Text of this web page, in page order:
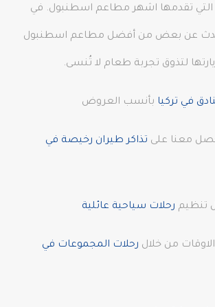
التي تقدمها اشهر مطاعم اسطنبول. في
عن بعض من أفضل مطاعم اسطنبول
لتذوق تجربة طعام لا تُنسى.
في تركيا بأنسب العروض
معنا على تذاكر طيران رخيصة في
تنظيم رحلات سياحية عائلية
من خلال رحلات المجموعات في